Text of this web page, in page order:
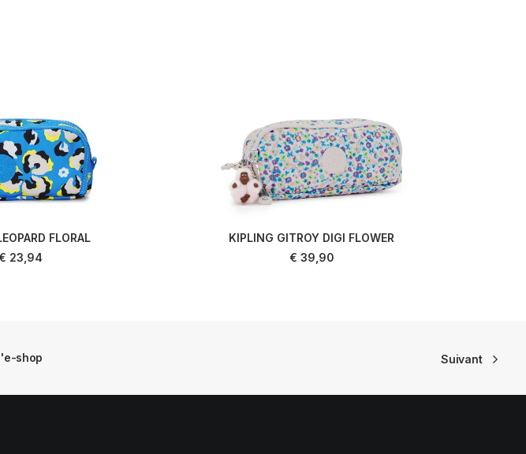
FLORAL
Le
€ 23,94Le
KIPLING GITROY DIGI FLOWER
€ 39,90
shop Suivant